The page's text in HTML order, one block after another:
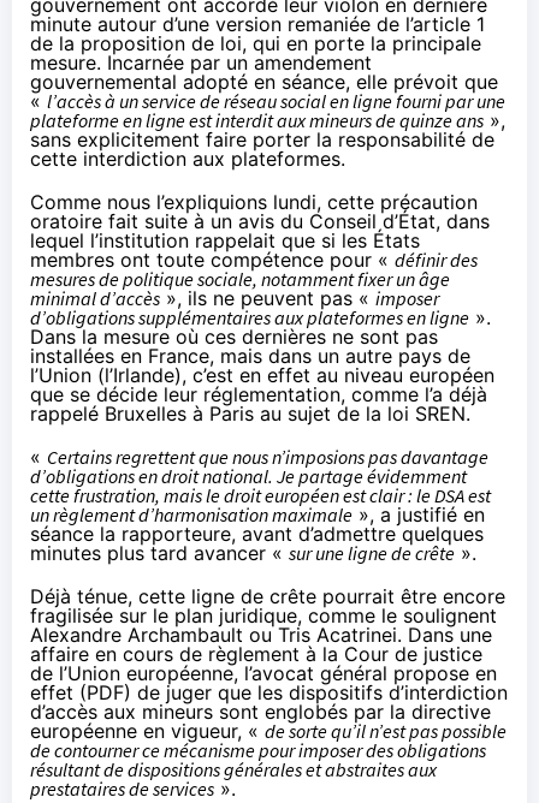
gouvernement ont accordé leur violon en dernière
minute autour d’une version remaniée de l’article 1
de la proposition de loi, qui en porte la principale
mesure. Incarnée par un amendement
gouvernemental adopté en séance, elle prévoit que
« l’accès à un service de réseau social en ligne fourni par une
plateforme en ligne est interdit aux mineurs de quinze ans »,
sans explicitement faire porter la responsabilité de
cette interdiction aux plateformes.
Comme nous l’expliquions lundi, cette précaution
oratoire fait suite à un avis du Conseil d’État, dans
lequel l’institution rappelait que si les États
membres ont toute compétence pour « définir des
mesures de politique sociale, notamment fixer un âge
minimal d’accès », ils ne peuvent pas « imposer
d’obligations supplémentaires aux plateformes en ligne ».
Dans la mesure où ces dernières ne sont pas
installées en France, mais dans un autre pays de
l’Union (l’Irlande), c’est en effet au niveau européen
que se décide leur réglementation, comme l’a déjà
rappelé Bruxelles à Paris au sujet de la loi SREN.
« Certains regrettent que nous n’imposions pas davantage
d’obligations en droit national. Je partage évidemment
cette frustration, mais le droit européen est clair : le DSA est
un règlement d’harmonisation maximale », a justifié en
séance la rapporteure, avant d’admettre quelques
minutes plus tard avancer « sur une ligne de crête ».
Déjà ténue, cette ligne de crête pourrait être encore
fragilisée sur le plan juridique, comme le soulignent
Alexandre Archambault ouTris Acatrinei. Dans une
affaire en cours de règlement à la Cour de justice
de l’Union européenne, l’avocat général propose en
effet (PDF) de juger que les dispositifs d’interdiction
d’accès aux mineurs sont englobés par la directive
européenne en vigueur, « de sorte qu’il n’est pas possible
de contourner ce mécanisme pour imposer des obligations
résultant de dispositions générales et abstraites aux
prestataires de services ».